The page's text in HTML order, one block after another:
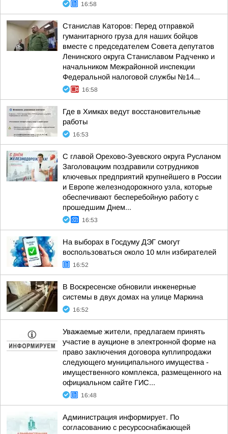
16:58
Станислав Каторов: Перед отправкой
гуманитарного груза для наших бойцов
вместе с председателем Совета депутатов
Ленинского округа Станиславом Радченко и
начальником Межрайонной инспекции
Федеральной налоговой службы №14...
16:58
Где в Химках ведут восстановительные
работы
16:53
С главой Орехово-Зуевского округа Русланом
Заголовацким поздравили сотрудников
ключевых предприятий крупнейшего в России
и Европе железнодорожного узла, которые
обеспечивают бесперебойную работу с
прошедшим Днем...
16:53
На выборах в Госдуму ДЭГ смогут
воспользоваться около 10 млн избирателей
16:52
В Воскресенске обновили инженерные
системы в двух домах на улице Маркина
16:52
Уважаемые жители, предлагаем принять
участие в аукционе в электронной форме на
право заключения договора куплипродажи
следующего муниципального имущества -
имущественного комплекса, размещенного на
официальном сайте ГИС...
16:48
Администрация информирует. По
согласованию с ресурсоснабжающей